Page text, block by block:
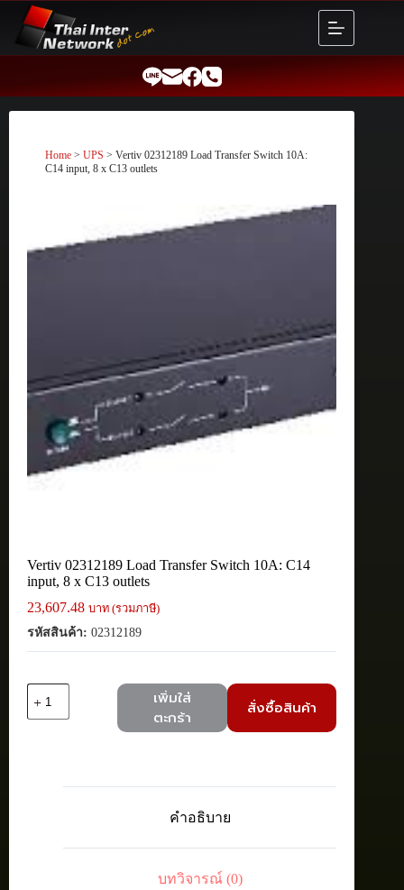
content
Home > UPS > Vertiv 02312189 Load Transfer Switch 10A:
C14 input, 8 x C13 outlets
Vertiv 02312189 Load Transfer Switch 10A: C14
input, 8 x C13 outlets
23,607.48 บาท (รวมภาษี)
รหัสสินค้า: 02312189
Vertiv
เพิ่มใส่
ตะกร้า
สั่งซื้อสินค้า
คำอธิบาย
บทวิจารณ์ (0)